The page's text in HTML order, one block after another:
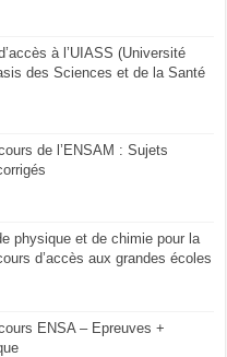
à l’UIASS (Université
des Sciences et de la Santé
de l’ENSAM : Sujets
physique et de chimie pour la
d’accès aux grandes écoles
ENSA – Epreuves +